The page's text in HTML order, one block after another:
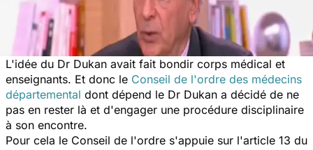
L'idée du Dr Dukan avait fait bondir corps médical et
enseignants. Et donc le Conseil de l'ordre des médecins
départemental dont dépend le Dr Dukan a décidé de ne
pas en rester là et d'engager une procédure disciplinaire
à son encontre.
Pour cela le Conseil de l'ordre s'appuie sur l'article 13 du